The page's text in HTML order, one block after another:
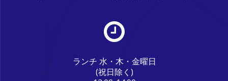
ランチ 水・木・金曜日
(祝日除く)